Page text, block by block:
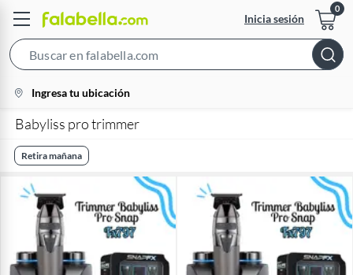
Inicia sesión
Bar
location-
icon
Ingresa tu ubicación
Babyliss pro trimmer
Retira mañana